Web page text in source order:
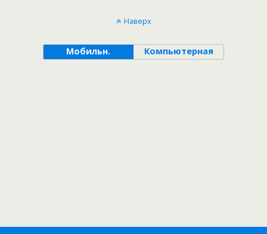
Наверх
Мобильн. Компьютерная